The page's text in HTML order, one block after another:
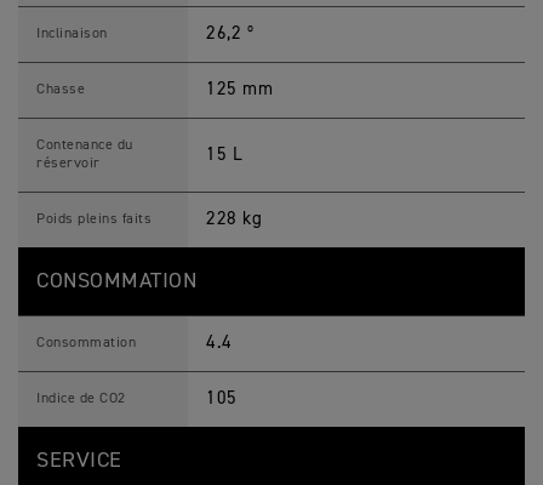
Inclinaison 26,2 º
Chasse 125 mm
Contenance du
réservoir
15 L
Poids pleins faits 228 kg
CONSOMMATION
Consommation 4.4
Indice de CO2 105
SERVICE